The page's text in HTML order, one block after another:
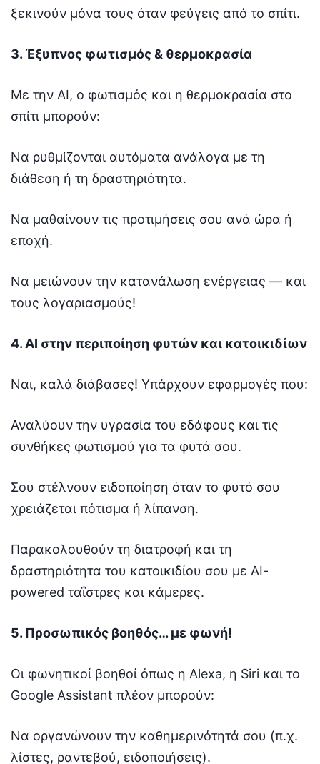
ξεκινούν μόνα τους όταν φεύγεις από το σπίτι.
3. Έξυπνος φωτισμός & θερμοκρασία
Με την AI, ο φωτισμός και η θερμοκρασία στο
σπίτι μπορούν:
Να ρυθμίζονται αυτόματα ανάλογα με τη
διάθεση ή τη δραστηριότητα.
Να μαθαίνουν τις προτιμήσεις σου ανά ώρα ή
εποχή.
Να μειώνουν την κατανάλωση ενέργειας — και
τους λογαριασμούς!
4. AI στην περιποίηση φυτών και κατοικιδίων
Ναι, καλά διάβασες! Υπάρχουν εφαρμογές που:
Αναλύουν την υγρασία του εδάφους και τις
συνθήκες φωτισμού για τα φυτά σου.
Σου στέλνουν ειδοποίηση όταν το φυτό σου
χρειάζεται πότισμα ή λίπανση.
Παρακολουθούν τη διατροφή και τη
δραστηριότητα του κατοικιδίου σου με AI-
powered ταΐστρες και κάμερες.
5. Προσωπικός βοηθός… με φωνή!
Οι φωνητικοί βοηθοί όπως η Alexa, η Siri και το
Google Assistant πλέον μπορούν:
Να οργανώνουν την καθημερινότητά σου (π.χ.
λίστες, ραντεβού, ειδοποιήσεις).